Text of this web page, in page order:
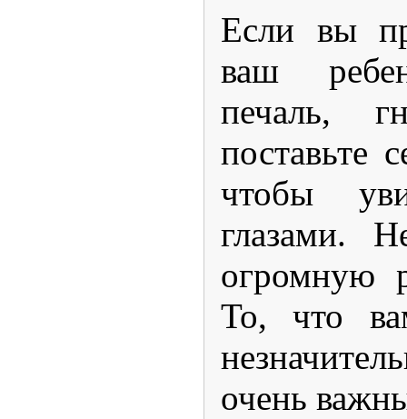
Если вы
ваш
печаль,
поставьте
чтобы
глазами.
огромную
То, что
очень